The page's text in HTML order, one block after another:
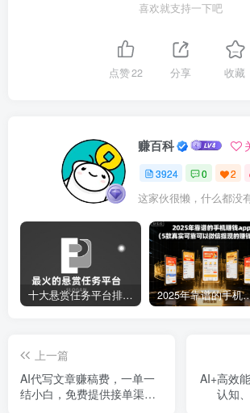
喜欢就支持一下吧
点赞22 分享 收藏
赚百科
3924 0 2
这家伙很懒，什么都没
十大悬赏任务平台排行榜（全网最好的悬赏任务平台） 2025年靠谱的手机赚钱app（5款
上一篇
AI代写文章赚稿费，一单一
结小白，免费提供接单渠
AI+高效
认知